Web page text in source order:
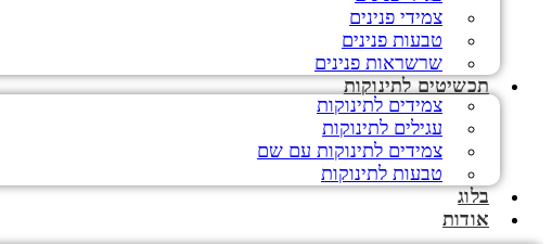
צמידי פנינים
טבעות פנינים
שרשראות פנינים
תכשיטים לתינוקות
צמידים לתינוקות
עגילים לתינוקות
צמידים לתינוקות עם שם
טבעות לתינוקות
בלוג
אודות